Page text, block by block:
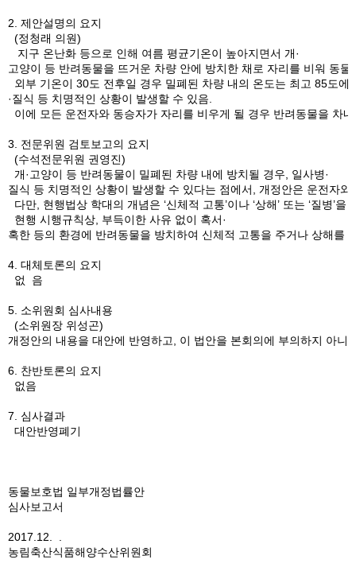
2. 제안설명의 요지
(정청래 의원)
지구 온난화 등으로 인해 여름 평균기온이 높아지면서 개·
고양이 등 반려동물을 뜨거운 차량 안에 방치한 채로 자리를 비워 동
외부 기온이 30도 전후일 경우 밀폐된 차량 내의 온도는 최고 85도
·질식 등 치명적인 상황이 발생할 수 있음.
이에 모든 운전자와 동승자가 자리를 비우게 될 경우 반려동물을 차
3. 전문위원 검토보고의 요지
(수석전문위원 권영진)
개·고양이 등 반려동물이 밀폐된 차량 내에 방치될 경우, 일사병·
질식 등 치명적인 상황이 발생할 수 있다는 점에서, 개정안은 운전자
다만, 현행법상 학대의 개념은 ‘신체적 고통’이나 ‘상해’ 또는 ‘질병
현행 시행규칙상, 부득이한 사유 없이 혹서·
혹한 등의 환경에 반려동물을 방치하여 신체적 고통을 주거나 상해를
4. 대체토론의 요지
없 음
5. 소위원회 심사내용
(소위원장 위성곤)
개정안의 내용을 대안에 반영하고, 이 법안을 본회의에 부의하지 아니
6. 찬반토론의 요지
없음
7. 심사결과
대안반영폐기
동물보호법 일부개정법률안
심사보고서
2017.12. .
농림축산식품해양수산위원회